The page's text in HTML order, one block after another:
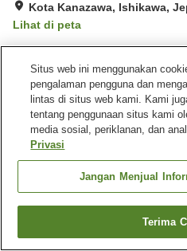
Kota Kanazawa, Ishikawa,
Lihat di peta
Fasilitas properti
Tempat parkir
Beranda Jepang Ishikawa
Hisago Machiya Residence Inn
Cari
Situs web ini menggunakan
pengalaman pengguna dan
lintas di situs web kami. Kami
tentang penggunaan situs kami
media sosial, periklanan, dan
Privasi
Jangan Menjual
Terima